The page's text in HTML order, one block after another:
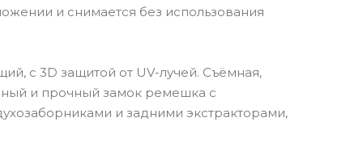
и снимается без использования
с 3D защитой от UV-лучей. Съёмная,
и прочный замок ремешка с
и задними экстракторами,